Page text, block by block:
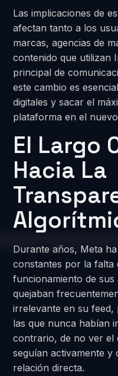
Las implicaciones de
afectan tanto a los
marcas, agencias de
contenido que utilizan
principal de
este cambio es
digitales y sacar el
plataforma en el
El Largo
Hacia La
Durante años, Meta
constantes por la falta
funcionamiento de
quejaban
irrelevante en su feed,
las que nunca habían
contrario, de no ver el
seguían activamente y
relación directa.